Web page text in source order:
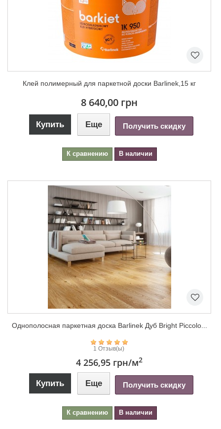
Клей полимерный для паркетной доски Barlinek,15 кг
8 640,00 грн
Купить Еще Получить скидку
К сравнению В наличии
Однополосная паркетная доска Barlinek Дуб Bright Piccolo...
1 Отзыв(ы)
4 256,95 грн/м2
Купить Еще Получить скидку
К сравнению В наличии